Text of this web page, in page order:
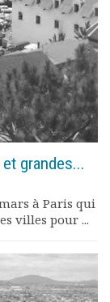
grandes...
à Paris qui
villes pour ...